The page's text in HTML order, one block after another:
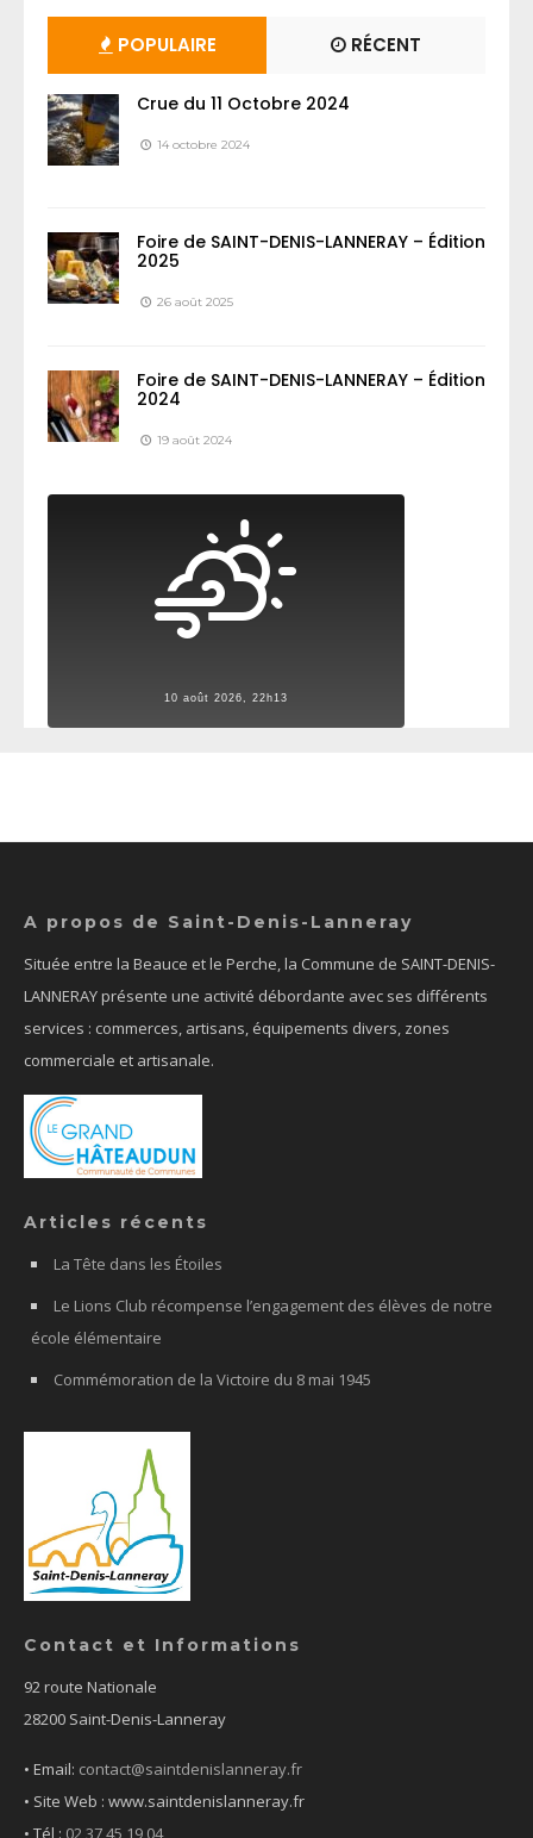
POPULAIRE RÉCENT
Crue du 11 Octobre 2024
14 octobre 2024
Foire de SAINT-DENIS-LANNERAY – Édition
2025
26 août 2025
Foire de SAINT-DENIS-LANNERAY – Édition
2024
19 août 2024
10 août 2026, 22h13
A propos de Saint-Denis-Lanneray
Située entre la Beauce et le Perche, la Commune de SAINT-DENIS-
LANNERAY présente une activité débordante avec ses différents
services : commerces, artisans, équipements divers, zones
commerciale et artisanale.
Articles récents
La Tête dans les Étoiles
Le Lions Club récompense l’engagement des élèves de notre
école élémentaire
Commémoration de la Victoire du 8 mai 1945
Contact et Informations
92 route Nationale
28200 Saint-Denis-Lanneray
• Email: contact@saintdenislanneray.fr
• Site Web : www.saintdenislanneray.fr
• Tél : 02 37 45 19 04